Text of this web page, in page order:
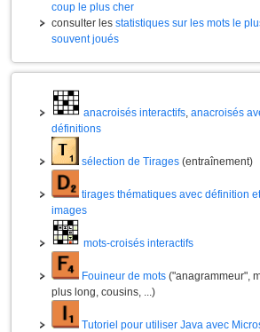
coup le plus cher
consulter les statistiques sur les mots le
souvent joués
anacroisés interactifs, anacroisés
définitions
sélection de Tirages (entraînement)
tirages thématiques avec définition
images
mots-croisés interactifs
Fouineur de mots ("anagrammeur",
plus long, cousins, ...)
Tutoriel pour utiliser Java avec